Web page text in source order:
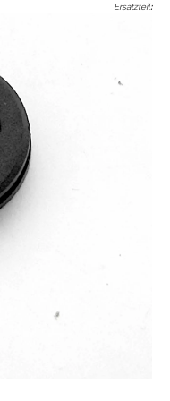
Ersatzteil: